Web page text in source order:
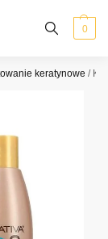
0
keratynowe /